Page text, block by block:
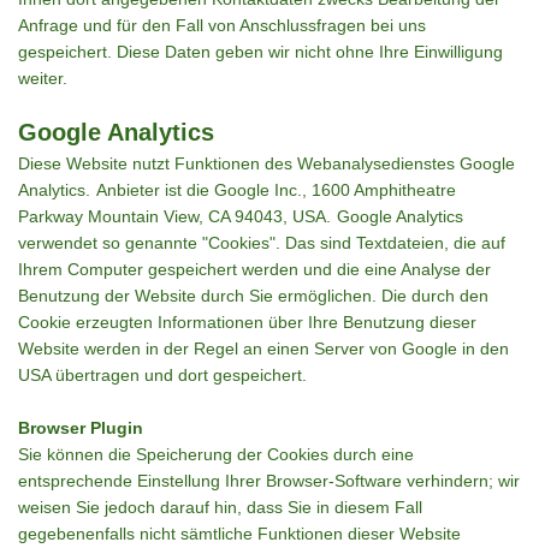
Anfrage und für den Fall von Anschlussfragen bei uns
gespeichert. Diese Daten geben wir nicht ohne Ihre Einwilligung
weiter.
Google Analytics
Diese Website nutzt Funktionen des Webanalysedienstes Google
Analytics. Anbieter ist die Google Inc., 1600 Amphitheatre
Parkway Mountain View, CA 94043, USA. Google Analytics
verwendet so genannte "Cookies". Das sind Textdateien, die auf
Ihrem Computer gespeichert werden und die eine Analyse der
Benutzung der Website durch Sie ermöglichen. Die durch den
Cookie erzeugten Informationen über Ihre Benutzung dieser
Website werden in der Regel an einen Server von Google in den
USA übertragen und dort gespeichert.
Browser Plugin
Sie können die Speicherung der Cookies durch eine
entsprechende Einstellung Ihrer Browser-Software verhindern; wir
weisen Sie jedoch darauf hin, dass Sie in diesem Fall
gegebenenfalls nicht sämtliche Funktionen dieser Website